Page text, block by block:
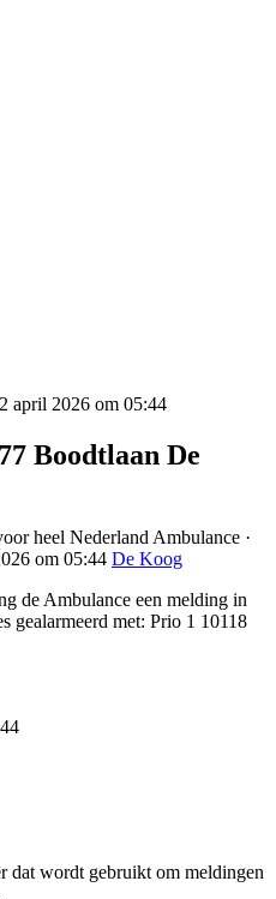
april 2026 om 05:44
Boodtlaan De
heel Nederland Ambulance ·
om 05:44 De Koog
de Ambulance een melding in
gealarmeerd met: Prio 1 10118
dat wordt gebruikt om meldingen